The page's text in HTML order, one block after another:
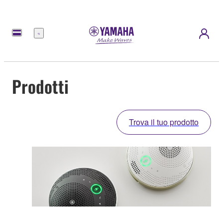
Menu
Prodotti
Trova il tuo prodotto